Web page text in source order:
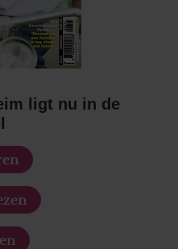
ligt nu in de